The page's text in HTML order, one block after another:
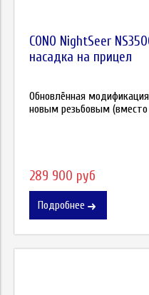
CONO NightSeer
насадка на прицел
Обновлённая
новым резьбовым (вместо
289 900 руб
Подробнее